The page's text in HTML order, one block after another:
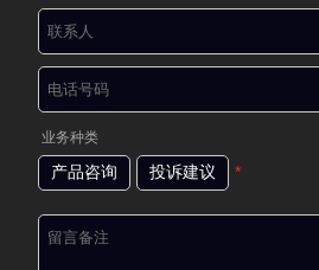
业务种类
产品咨询 投诉建议 *